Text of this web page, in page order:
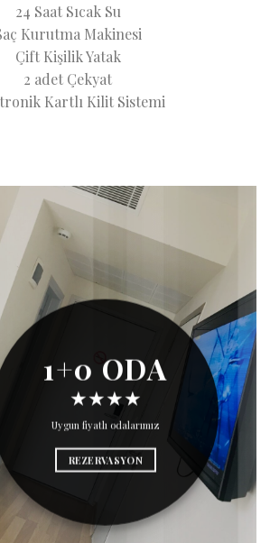
24 Saat Sıcak Su
Kurutma Makinesi
Çift Kişilik Yatak
2 adet Çekyat
Kartlı Kilit Sistemi
1+0 ODA
★★★★
Uygun fiyatlı odalarımız
REZERVASYON